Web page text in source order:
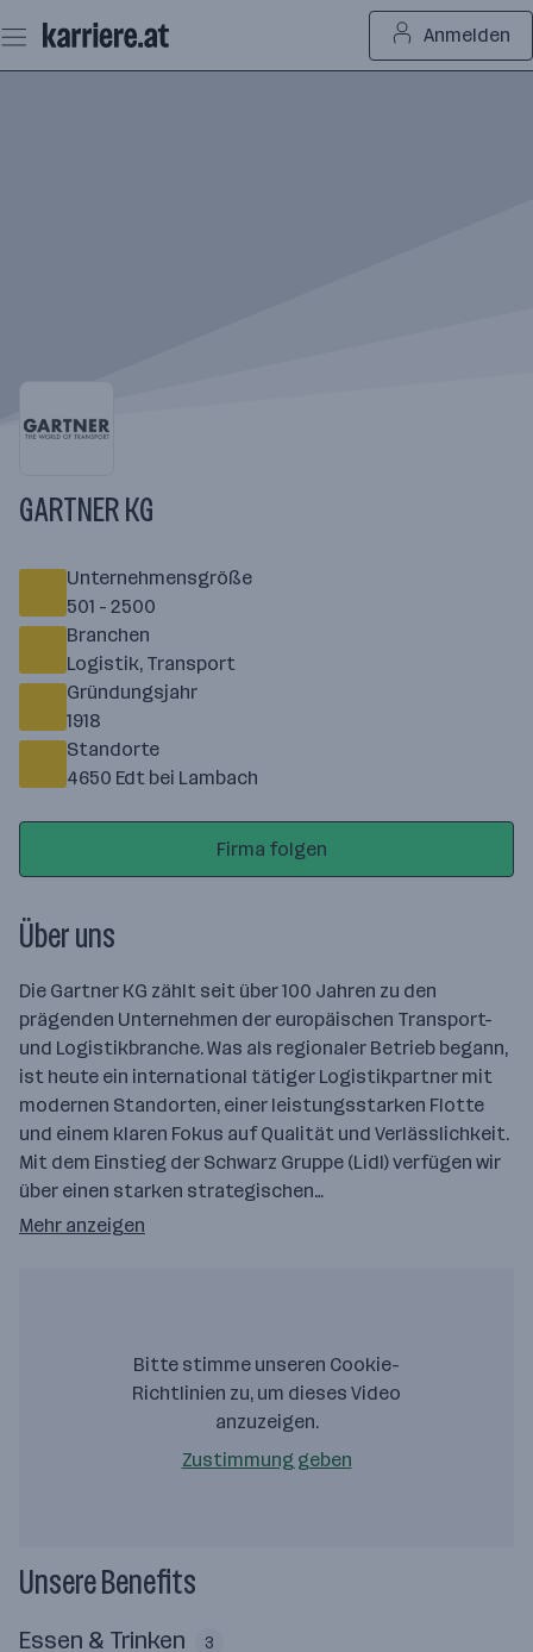
Seiteninhalt
springen
Anmelden
GARTNER KG
Unternehmensgröße
501 - 2500
Branchen
Logistik, Transport
Gründungsjahr
1918
Standorte
4650 Edt bei Lambach
Firma folgen
Über uns
Die Gartner KG zählt seit über 100 Jahren zu den
prägenden Unternehmen der europäischen Transport-
und Logistikbranche. Was als regionaler Betrieb begann,
ist heute ein international tätiger Logistikpartner mit
modernen Standorten, einer leistungsstarken Flotte
und einem klaren Fokus auf Qualität und Verlässlichkeit.
Mit dem Einstieg der Schwarz Gruppe (Lidl) verfügen wir
über einen starken strategischen…
Mehr anzeigen
Bitte stimme unseren Cookie-
Richtlinien zu, um dieses Video
anzuzeigen.
Zustimmung geben
Unsere Benefits
Essen & Trinken 3